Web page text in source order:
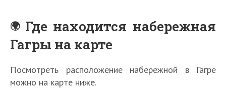
Где находится набережная
Гагры на карте
Посмотреть расположение набережной в Гагре
можно на карте ниже.